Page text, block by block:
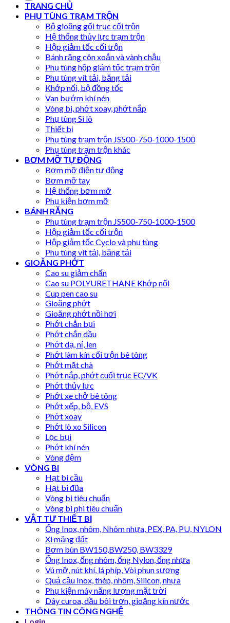
TRANG CHỦ
PHỤ TÙNG TRẠM TRỘN
Bộ gioăng gối trục cối trộn
Hệ thống thủy lực trạm trộn
Hộp giảm tốc cối trộn
Bánh răng côn xoắn và vành chậu
Phụ tùng hộp giảm tốc trạm trộn
Phụ tùng vít tải, băng tải
Khớp nối, bộ đồng tốc
Van bướm khí nén
Vòng bi, phớt xoay, phớt nắp
Phụ tùng Si lô
Thiết bị
Phụ tùng trạm trộn JS500-750-1000-1500
Phụ tùng trạm trộn khác
BƠM MỠ TỰ ĐỘNG
Bơm mỡ điện tự động
Bơm mỡ tay
Hệ thống bơm mỡ
Phụ kiện bơm mỡ
BÁNH RĂNG
Phụ tùng trạm trộn JS500-750-1000-1500
Hộp giảm tốc cối trộn
Hộp giảm tốc Cyclo và phụ tùng
Phụ tùng vít tải, băng tải
GIOĂNG PHỚT
Cao su giảm chấn
Cao su POLYURETHANE Khớp nối
Cup pen cao su
Gioăng phớt
Gioăng phớt nồi hơi
Phớt chắn bụi
Phớt chắn dầu
Phớt dạ, nỉ, len
Phớt làm kín cối trộn bê tông
Phớt mặt chà
Phớt nắp, phớt cuối trục EC/VK
Phớt thủy lực
Phớt xe chở bê tông
Phớt xếp, bộ, EVS
Phớt xoay
Phớt lò xo Silicon
Lọc bụi
Phớt khí nén
Vòng đệm
VÒNG BI
Hạt bi cầu
Hạt bi đũa
Vòng bi tiêu chuẩn
Vòng bi phi tiêu chuẩn
VẬT TƯ THIẾT BỊ
Ống Inox, nhôm, Nhôm nhựa, PEX, PA, PU, NYLON
Xi măng đất
Bơm bùn BW150,BW250, BW3329
Ống Inox, ống nhôm, ống Nylon, ống nhựa
Vú mỡ, nút khí, lá phíp, Vòi phun sương
Quả cầu Inox, thép, nhôm, Silicon, nhựa
Phụ kiện máy năng lượng mặt trời
Dây curoa, dầu bôi trơn, gioăng kín nước
THÔNG TIN CÔNG NGHỆ